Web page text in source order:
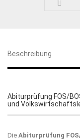
Beschreibung
Abiturprüfung FOS/
und
Die Abiturprüfung